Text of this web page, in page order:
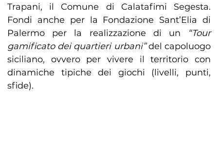
Trapani, il Comune di Calatafimi Segesta.
Fondi anche per la Fondazione Sant’Elia di
Palermo per la realizzazione di un
“Tour
gamificato dei quartieri urbani”del capoluogo
siciliano, ovvero per vivere il territorio con
dinamiche tipiche dei giochi (livelli, punti,
sfide).